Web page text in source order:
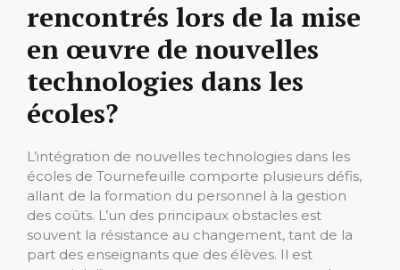
rencontrés lors de la mise
en œuvre de nouvelles
technologies dans les
écoles?
L’intégration de nouvelles technologies dans les
écoles de Tournefeuille comporte plusieurs défis,
allant de la formation du personnel à la gestion
des coûts. L’un des principaux obstacles est
souvent la résistance au changement, tant de la
part des enseignants que des élèves. Il est